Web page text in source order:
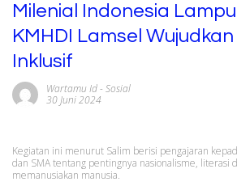
Milenial Indonesia
KMHDI Lamsel
Inklusif
Wartamu Id- Sosial
30 Juni 2024
Kegiatan ini menurut Salim berisi pengajaran
dan SMA tentang pentingnya nasionalisme, literasi
memanusiakan manusia.